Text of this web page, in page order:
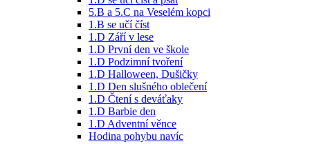
5.B a 5.C na Veselém kopci
1.B se učí číst
1.D Září v lese
1.D První den ve škole
1.D Podzimní tvoření
1.D Halloween, Dušičky
1.D Den slušného oblečení
1.D Čtení s deváťaky
1.D Barbie den
1.D Adventní věnce
Hodina pohybu navíc